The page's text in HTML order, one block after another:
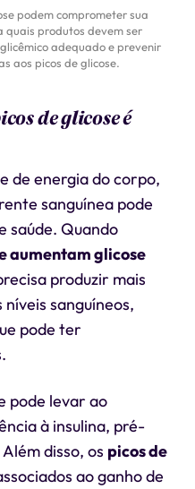
podem comprometer sua
quais produtos devem ser
adequado e prevenir
aos picos de glicose.
de glicose é
de energia do corpo,
sanguínea pode
saúde. Quando
aumentam glicose
produzir mais
sanguíneos,
pode ter
pode levar ao
à insulina, pré-
disso, os picos de
ao ganho de